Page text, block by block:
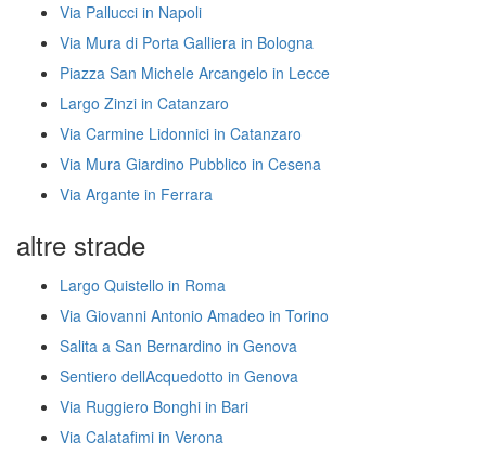
Via Pallucci in Napoli
Via Mura di Porta Galliera in Bologna
Piazza San Michele Arcangelo in Lecce
Largo Zinzi in Catanzaro
Via Carmine Lidonnici in Catanzaro
Via Mura Giardino Pubblico in Cesena
Via Argante in Ferrara
altre strade
Largo Quistello in Roma
Via Giovanni Antonio Amadeo in Torino
Salita a San Bernardino in Genova
Sentiero dellAcquedotto in Genova
Via Ruggiero Bonghi in Bari
Via Calatafimi in Verona